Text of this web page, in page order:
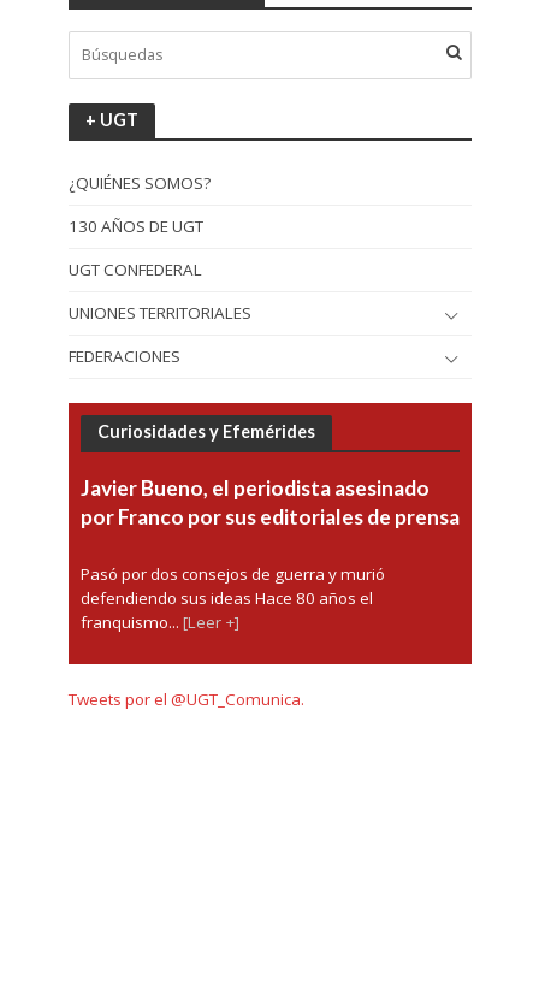
+ UGT
¿QUIÉNES SOMOS?
130 AÑOS DE UGT
UGT CONFEDERAL
UNIONES TERRITORIALES
FEDERACIONES
Curiosidades y Efemérides
Javier Bueno, el periodista asesinado
por Franco por sus editoriales de prensa
Pasó por dos consejos de guerra y murió
defendiendo sus ideas Hace 80 años el
franquismo... [Leer +]
Tweets por el @UGT_Comunica.